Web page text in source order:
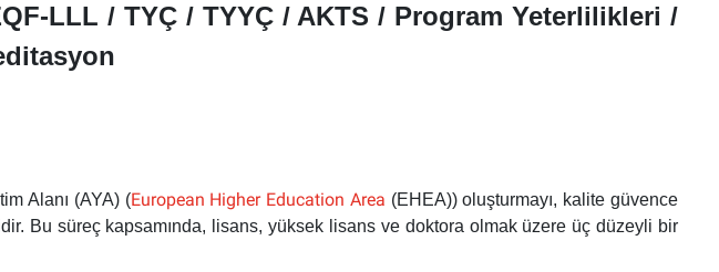
LLL / TYÇ / TYYÇ / AKTS / Program Yeterlilikleri /
Alanı (AYA) (European Higher Education Area (EHEA))oluşturmayı, kalite güvence
Bu süreç kapsamında, lisans, yüksek lisans ve doktora olmak üzere üç düzeyli bir